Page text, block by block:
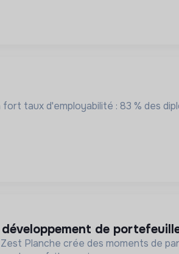
taux d'employabilité : 83 % des
de
Planche crée des moments de